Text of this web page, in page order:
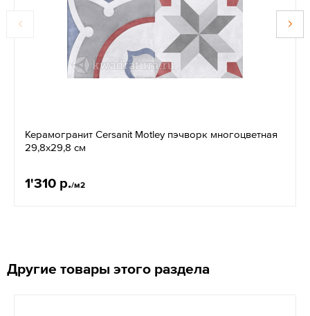
Керамогранит Cersanit Motley пэчворк многоцветная
29,8x29,8 см
1'310 р./м2
Другие товары этого раздела